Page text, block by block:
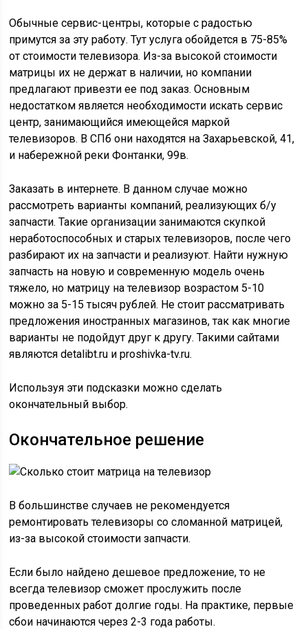
Обычные сервис-центры, которые с радостью
примутся за эту работу. Тут услуга обойдется в 75-85%
от стоимости телевизора. Из-за высокой стоимости
матрицы их не держат в наличии, но компании
предлагают привезти ее под заказ. Основным
недостатком является необходимости искать сервис
центр, занимающийся имеющейся маркой
телевизоров. В СПб они находятся на Захарьевской, 41,
и набережной реки Фонтанки, 99в.
Заказать в интернете. В данном случае можно
рассмотреть варианты компаний, реализующих б/у
запчасти. Такие организации занимаются скупкой
неработоспособных и старых телевизоров, после чего
разбирают их на запчасти и реализуют. Найти нужную
запчасть на новую и современную модель очень
тяжело, но матрицу на телевизор возрастом 5-10
можно за 5-15 тысяч рублей. Не стоит рассматривать
предложения иностранных магазинов, так как многие
варианты не подойдут друг к другу. Такими сайтами
являются detalibt.ru и proshivka-tv.ru.
Используя эти подсказки можно сделать
окончательный выбор.
Окончательное решение
В большинстве случаев не рекомендуется
ремонтировать телевизоры со сломанной матрицей,
из-за высокой стоимости запчасти.
Если было найдено дешевое предложение, то не
всегда телевизор сможет прослужить после
проведенных работ долгие годы. На практике, первые
сбои начинаются через 2-3 года работы.